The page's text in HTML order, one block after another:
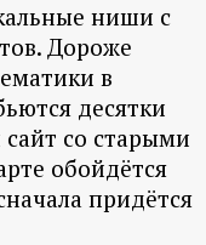
ниши с
Дороже
в
десятки
со старыми
обойдётся
придётся